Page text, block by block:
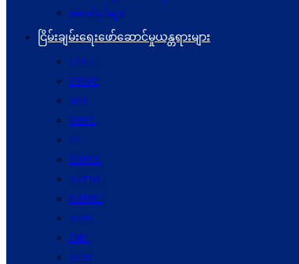
ဆောင်ပုဒ်များ
ငြိမ်းချမ်းရေးဖော်‌ဆောင်မှုယန္တရားများ
UPCC
UPWC
MPC
NRPC
PC
NSPCC
NSPWC
NSPNC
NSPC
JMC
JICM